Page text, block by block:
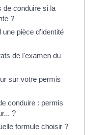
de conduire si la
?
pièce d'identité
de l'examen du
sur votre permis
conduire : permis
?
formule choisir ?